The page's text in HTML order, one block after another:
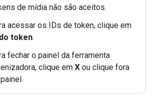
de mídia não são aceitos.
acessar os IDs de token, clique em
token.
fechar o painel da ferramenta
clique em X ou clique fora